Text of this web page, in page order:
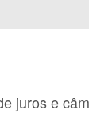
juros e